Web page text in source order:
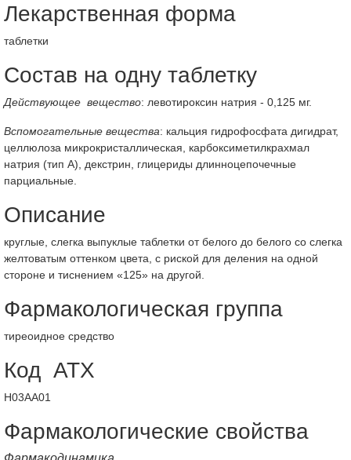
Лекарственная форма
таблетки
Состав на одну таблетку
Действующее вещество: левотироксин натрия - 0,125 мг.
Вспомогательные вещества: кальция гидрофосфата дигидрат,
целлюлоза микрокристаллическая, карбоксиметилкрахмал
натрия (тип А), декстрин, глицериды длинноцепочечные
парциальные.
Описание
круглые, слегка выпуклые таблетки от белого до белого со слегка
желтоватым оттенком цвета, с риской для деления на одной
стороне и тиснением «125» на другой.
Фармакологическая группа
тиреоидное средство
Код АТХ
Н03АА01
Фармакологические свойства